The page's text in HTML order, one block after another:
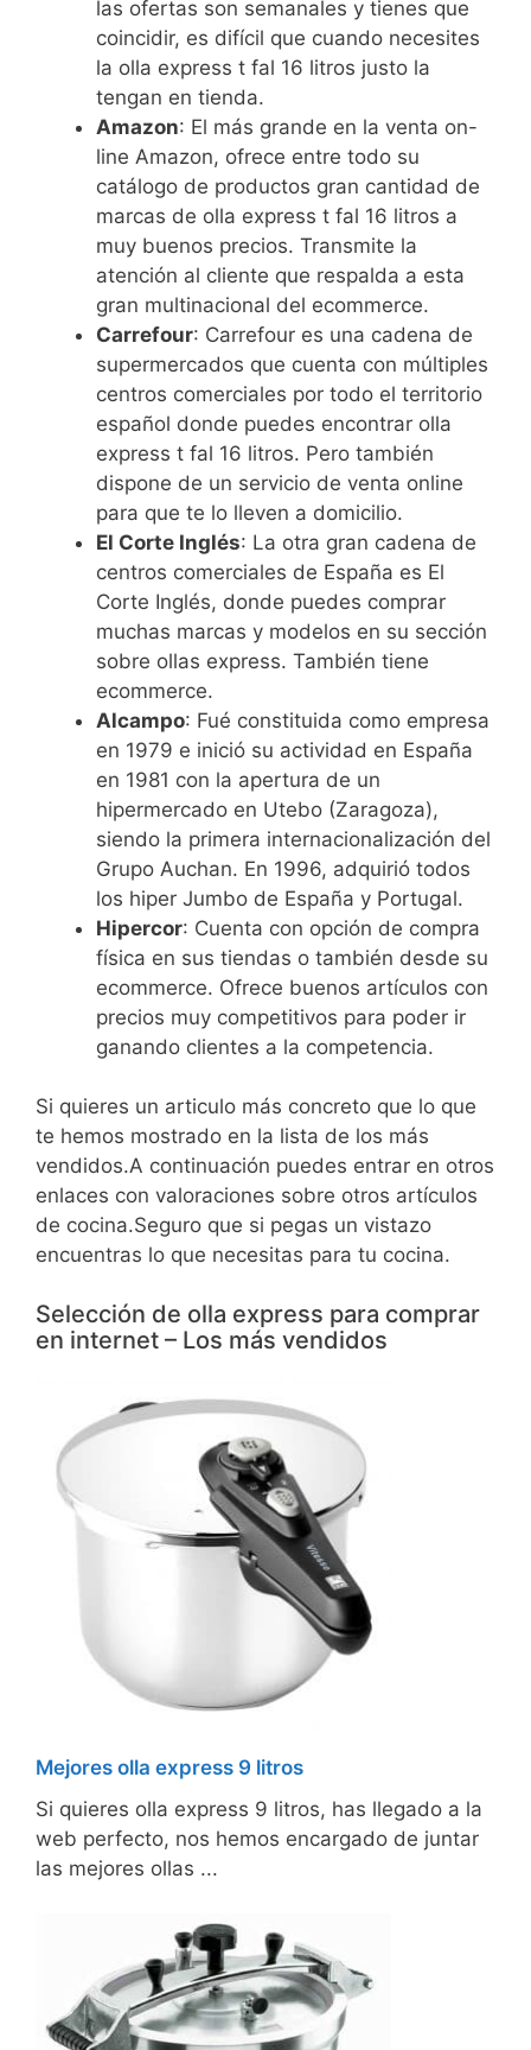
las ofertas son semanales y tienes que
coincidir, es difícil que cuando necesites
la olla express t fal 16 litros justo la
tengan en tienda.
Amazon: El más grande en la venta on-
line Amazon, ofrece entre todo su
catálogo de productos gran cantidad de
marcas de olla express t fal 16 litros a
muy buenos precios. Transmite la
atención al cliente que respalda a esta
gran multinacional del ecommerce.
Carrefour: Carrefour es una cadena de
supermercados que cuenta con múltiples
centros comerciales por todo el territorio
español donde puedes encontrar olla
express t fal 16 litros. Pero también
dispone de un servicio de venta online
para que te lo lleven a domicilio.
El Corte Inglés: La otra gran cadena de
centros comerciales de España es El
Corte Inglés, donde puedes comprar
muchas marcas y modelos en su sección
sobre ollas express. También tiene
ecommerce.
Alcampo: Fué constituida como empresa
en 1979 e inició su actividad en España
en 1981 con la apertura de un
hipermercado en Utebo (Zaragoza),
siendo la primera internacionalización del
Grupo Auchan. En 1996, adquirió todos
los hiper Jumbo de España y Portugal.
Hipercor: Cuenta con opción de compra
física en sus tiendas o también desde su
ecommerce. Ofrece buenos artículos con
precios muy competitivos para poder ir
ganando clientes a la competencia.
Si quieres un articulo más concreto que lo que
te hemos mostrado en la lista de los más
vendidos.A continuación puedes entrar en otros
enlaces con valoraciones sobre otros artículos
de cocina.Seguro que si pegas un vistazo
encuentras lo que necesitas para tu cocina.
Selección de olla express para comprar
en internet – Los más vendidos
Mejores olla express 9 litros
Si quieres olla express 9 litros, has llegado a la
web perfecto, nos hemos encargado de juntar
las mejores ollas ...